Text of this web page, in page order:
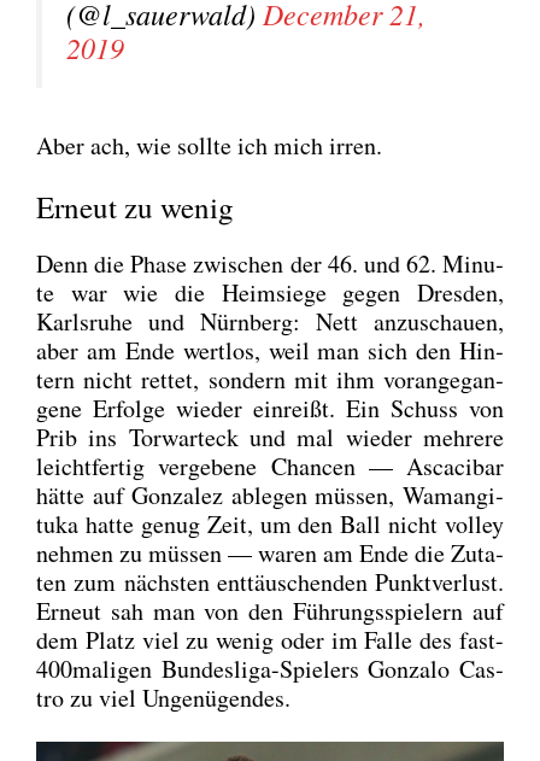
(@l_sauerwald) Decem­ber 21,
2019
Aber ach, wie soll­te ich mich irren.
Erneut zu wenig
Denn die Pha­se zwi­schen der 46. und 62. Minu­
te war wie die Heim­sie­ge gegen Dres­den,
Karls­ru­he und Nürn­berg: Nett anzu­schau­en,
aber am Ende wert­los, weil man sich den Hin­
tern nicht ret­tet, son­dern mit ihm vor­an­ge­gan­
ge­ne Erfol­ge wie­der ein­reißt. Ein Schuss von
Prib ins Tor­war­teck und mal wie­der meh­re­re
leicht­fer­tig ver­ge­be­ne Chan­cen — Asca­ci­bar
hät­te auf Gon­za­lez able­gen müs­sen, Waman­gi­
tu­ka hat­te genug Zeit, um den Ball nicht vol­ley
neh­men zu müs­sen — waren am Ende die Zuta­
ten zum nächs­ten ent­täu­schen­den Punkt­ver­lust.
Erneut sah man von den Füh­rungs­spie­lern auf
dem Platz viel zu wenig oder im Fal­le des fast-
400­ma­li­gen Bun­des­li­ga-Spie­lers Gon­za­lo Cas­
tro zu viel Unge­nü­gen­des.